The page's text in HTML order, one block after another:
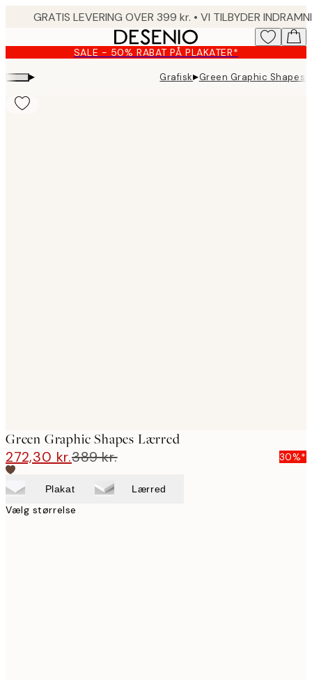
content.
SALE - 50% RABAT PÅ PLAKATER*
▸ Grafisk▸Green Graphic Shapes
Green Graphic Shapes Lærred
272,30 kr.389 kr. 30%*
Plakat Lærred
Vælg størrelse